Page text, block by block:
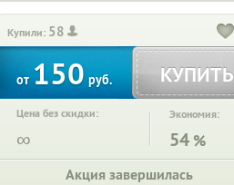
Купили: 58
от150руб. КУПИТЬ
Цена без скидки:
∞
Экономия:
54 %
Акция завершилась